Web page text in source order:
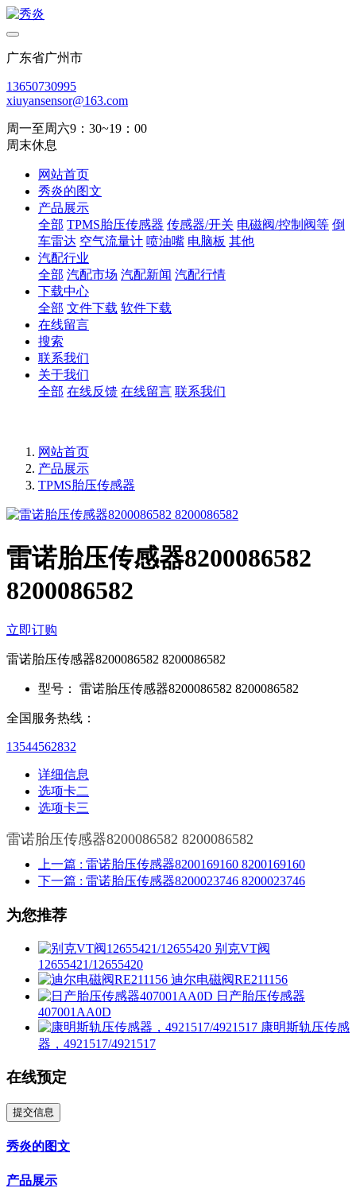
广东省广州市
13650730995
xiuyansensor@163.com
周一至周六9：30~19：00
周末休息
网站首页
秀炎的图文
产品展示
全部 TPMS胎压传感器 传感器/开关 电磁阀/控制阀等 倒
车雷达 空气流量计 喷油嘴 电脑板 其他
汽配行业
全部 汽配市场 汽配新闻 汽配行情
下载中心
全部 文件下载 软件下载
在线留言
搜索
联系我们
关于我们
全部 在线反馈 在线留言 联系我们
网站首页
产品展示
TPMS胎压传感器
雷诺胎压传感器8200086582
8200086582
立即订购
雷诺胎压传感器8200086582 8200086582
型号： 雷诺胎压传感器8200086582 8200086582
全国服务热线：
13544562832
详细信息
选项卡二
选项卡三
雷诺胎压传感器8200086582 8200086582
上一篇 : 雷诺胎压传感器8200169160 8200169160
下一篇 : 雷诺胎压传感器8200023746 8200023746
为您推荐
别克VT阀
12655421/12655420
迪尔电磁阀RE211156
日产胎压传感器
407001AA0D
康明斯轨压传感
器，4921517/4921517
在线预定
提交信息
秀炎的图文
产品展示